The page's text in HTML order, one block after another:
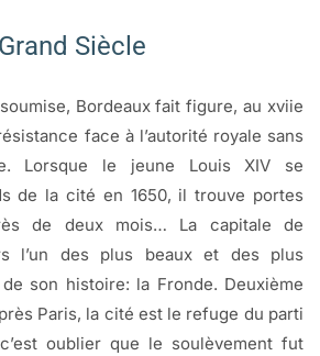
Siècle
Bordeaux fait figure, au xviie
face à l’autorité royale sans
Lorsque le jeune Louis XIV se
de la cité en 1650, il trouve portes
de deux mois… La capitale de
l’un des plus beaux et des plus
son histoire: la Fronde. Deuxième
Paris, la cité est le refuge du parti
oublier que le soulèvement fut